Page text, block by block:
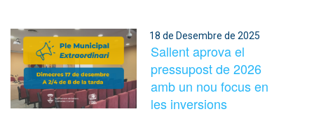
18 de Desembre de 2025
Sallent aprova el
pressupost de 2026
amb un nou focus en
les inversions